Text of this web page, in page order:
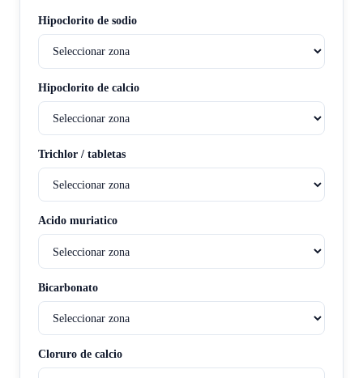
Hipoclorito de sodio
Hipoclorito de calcio
Trichlor / tabletas
Acido muriatico
Bicarbonato
Cloruro de calcio